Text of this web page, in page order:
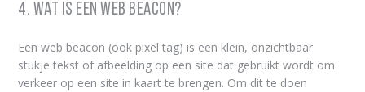
4. Wat is een web beacon?
Een web beacon (ook pixel tag) is een klein, onzichtbaar
stukje tekst of afbeelding op een site dat gebruikt wordt om
verkeer op een site in kaart te brengen. Om dit te doen